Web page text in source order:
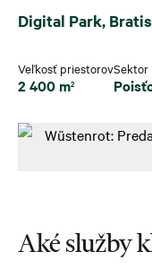
Digital Park,
Veľkosť priestorov
2 400 m2
Sektor
Aké služby